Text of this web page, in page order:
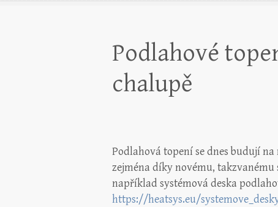
Podlahové
chalupě
Podlahová topení se dnes budují
zejména díky novému,
například systémová deska
https://heatsys.eu/